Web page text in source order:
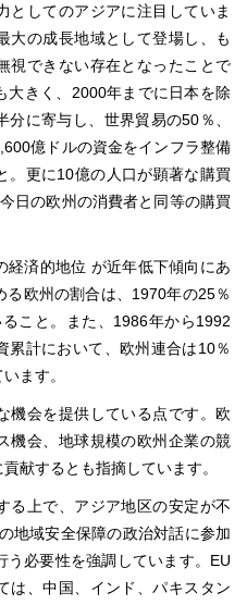
してのアジアに注目していま
大の成長地域として登場し、も
視できない存在となったことで
大きく、2000年までに日本を除
に寄与し、世界貿易の50％、
億ドルの資金をインフラ整備
。更に10億の人口が顕著な購買
日の欧州の消費者と同等の購買
済的地位 が近年低下傾向にあ
欧州の割合は、1970年の25％
こと。また、1986年から1992
累計において、欧州連合は10％
ます。
会を提供している点です。欧
機会、地球規模の欧州企業の競
献するとも指摘しています。
上で、アジア地区の安定が不
地域安全保障の政治対話に参加
う必要性を強調しています。EU
は、中国、インド、パキスタン